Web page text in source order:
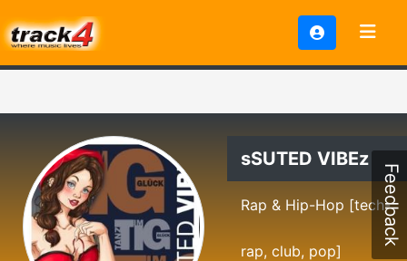
sSUTED VIBEz
Rap & Hip-Hop [tech-
rap, club, pop]
Feedback